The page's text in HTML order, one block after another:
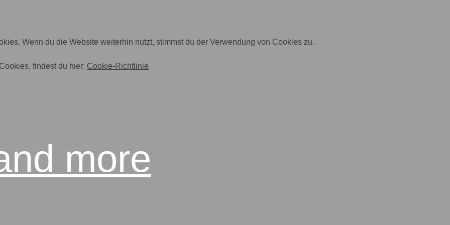
Wenn du die Website weiterhin nutzt, stimmst du der Verwendung von Cookies zu.
findest du hier: Cookie-Richtlinie
more